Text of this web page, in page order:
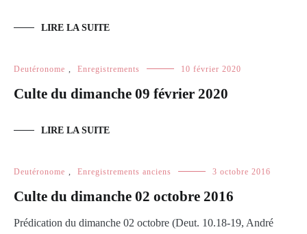
LIRE LA SUITE
Deutéronome , Enregistrements 10 février 2020
Culte du dimanche 09 février 2020
LIRE LA SUITE
Deutéronome , Enregistrements anciens 3 octobre 2016
Culte du dimanche 02 octobre 2016
Prédication du dimanche 02 octobre (Deut. 10.18-19, André